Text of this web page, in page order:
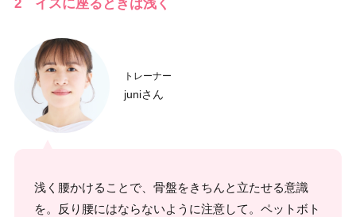
2 イスに座るときは浅く
トレーナー
juniさん
浅く腰かけることで、骨盤をきちんと立たせる意識
を。反り腰にはならないように注意して。ペットボト